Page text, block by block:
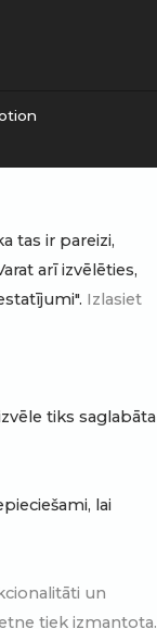
tas ir pareizi,
arī izvēlēties,
Izlasiet
tiks saglabāta
lai
un
tiek izmantota.